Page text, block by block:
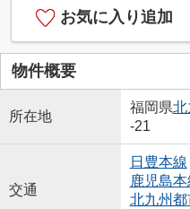
お気に入り追加
物件概要
所在地
福岡県北
-21
交通
日豊本線
鹿児島本
北九州